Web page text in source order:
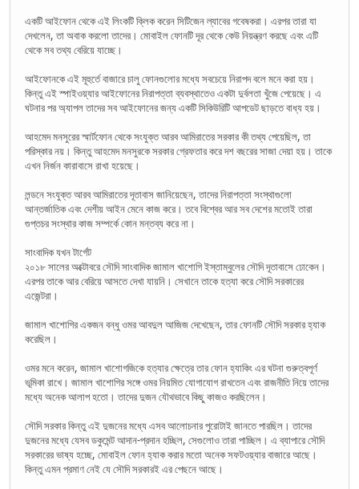
একটি আইফোন থেকে এই লিংকটি ক্লিক করেন সিটিজেন ল্যাবের গবেষকরা। এরপর তারা যা
দেখলেন, তা অবাক করলো তাদের। মোবাইল ফোনটি দূর থেকে কেউ নিয়ন্ত্রণ করছে এবং এটি
থেকে সব তথ্য বেরিয়ে যাচ্ছে।
আইফোনকে এই মূহুর্তে বাজারে চালু ফোনগুলোর মধ্যে সবচেয়ে নিরাপদ বলে মনে করা হয়।
কিন্তু এই স্পাইওয়্যার আইফোনের নিরাপত্তা ব্যবস্থাতেও একটা দুর্বলতা খুঁজে পেয়েছে। এ
ঘটনার পর অ্যাপল তাদের সব আইফোনের জন্য একটি সিকিউরিটি আপডেট ছাড়তে বাধ্য হয়।
আহমেদ মনসুরের স্মার্টফোন থেকে সংযুক্ত আরব আমিরাতের সরকার কী তথ্য পেয়েছিল, তা
পরিস্কার নয়। কিন্তু আহমেদ মনসুরকে সরকার গ্রেফতার করে দশ বছরের সাজা দেয়া হয়। তাকে
এখন নির্জন কারাবাসে রাখা হয়েছে।
লন্ডনে সংযুক্ত আরব আমিরাতের দূতাবাস জানিয়েছেন, তাদের নিরাপত্তা সংস্থাগুলো
আন্তর্জাতিক এবং দেশীয় আইন মেনে কাজ করে। তবে বিশ্বের আর সব দেশের মতোই তারা
গুপ্তচর সংস্থার কাজ সম্পর্কে কোন মন্তব্য করে না।
সাংবাদিক যখন টার্গেট
২০১৮ সালের অক্টোবরে সৌদি সাংবাদিক জামাল খাশোগি ইস্তাম্বুলের সৌদি দূতাবাসে ঢোকেন।
এরপর তাকে আর বেরিয়ে আসতে দেখা যায়নি। সেখানে তাকে হত্যা করে সৌদি সরকারের
এজেন্টরা।
জামাল খাশোগির একজন বন্ধু ওমর আবদুল আজিজ দেখেছেন, তার ফোনটি সৌদি সরকার হ্যাক
করেছিল।
ওমর মনে করেন, জামাল খাশোগজিকে হত্যার ক্ষেত্রে তার ফোন হ্যাকিং এর ঘটনা গুরুত্বপূর্ণ
ভূমিকা রাখে। জামাল খাশোগির সঙ্গে ওমর নিয়মিত যোগাযোগ রাখতেন এবং রাজনীতি নিয়ে তাদের
মধ্যে অনেক আলাপ হতো। তাদের দুজন যৌথভাবে কিছু কাজও করছিলেন।
সৌদি সরকার কিন্তু এই দুজনের মধ্যে এসব আলোচনার পুরোটাই জানতে পারছিল। তাদের
দুজনের মধ্যে যেসব ডকুমেন্ট আদান-প্রদান হচ্ছিল, সেগুলোও তারা পাচ্ছিল। এ ব্যাপারে সৌদি
সরকারের ভাষ্য হচ্ছে, মোবাইল ফোন হ্যাক করার মতো অনেক সফটওয়্যার বাজারে আছে।
কিন্তু এমন প্রমাণ নেই যে সৌদি সরকারই এর পেছনে আছে।